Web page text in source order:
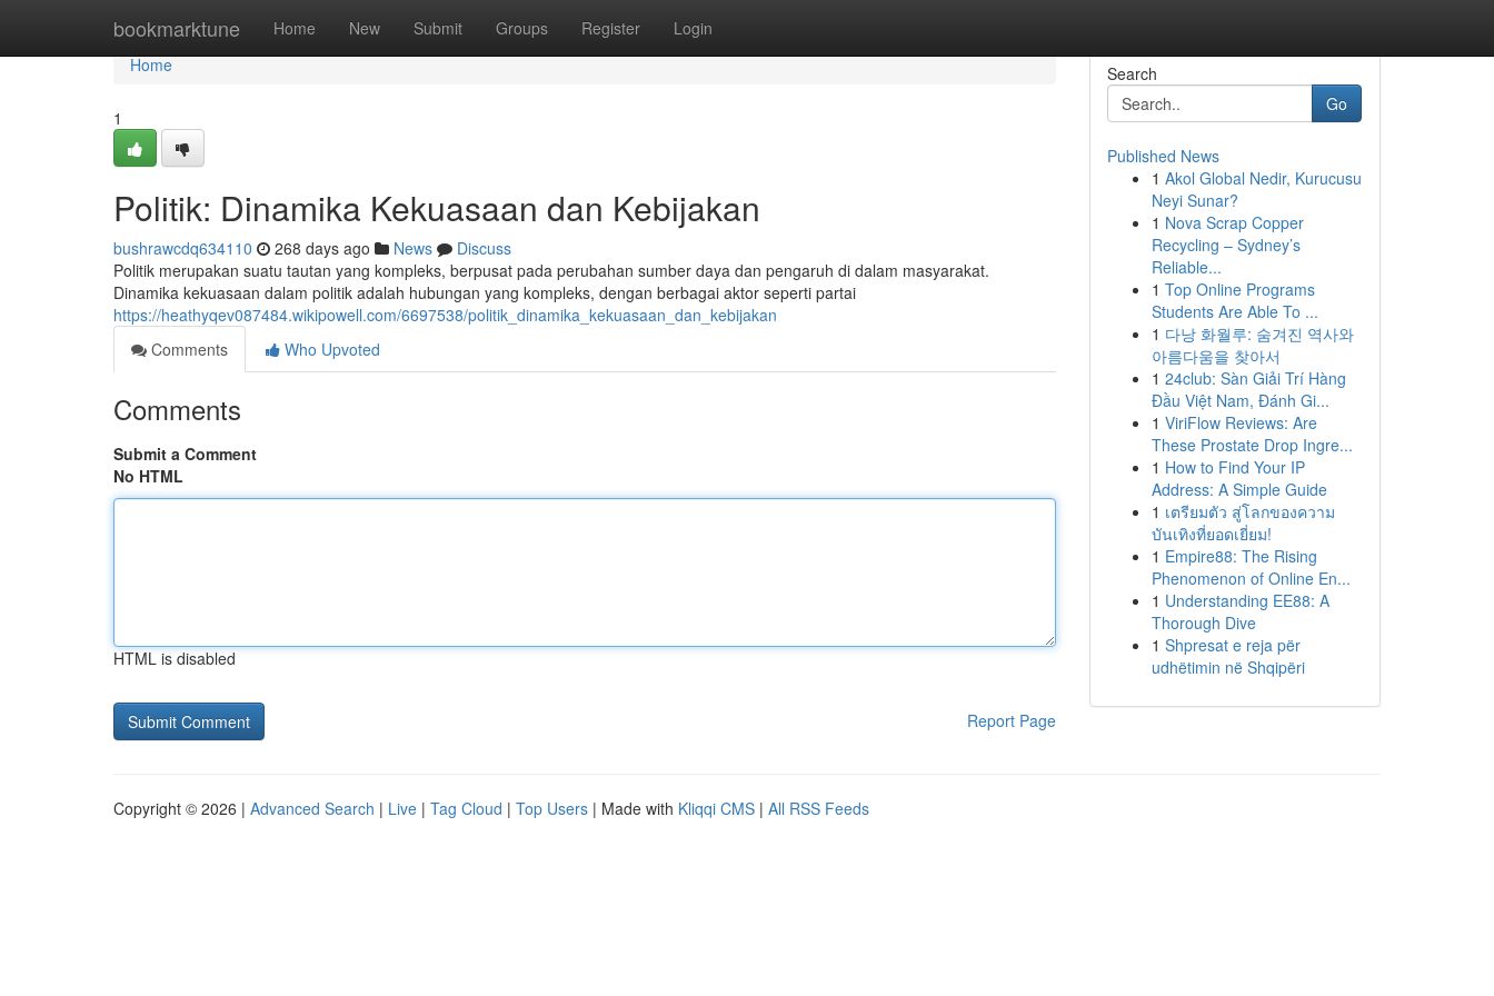
bookmarktune Home New Submit Groups Register Login
Home
Home
1
Politik: Dinamika Kekuasaan dan Kebijakan
bushrawcdq634110 268 days ago News
Discuss
Politik merupakan suatu tautan yang kompleks, berpusat pada perubahan sumber daya dan pengaruh di dalam masyarakat.
Dinamika kekuasaan dalam politik adalah hubungan yang kompleks, dengan berbagai aktor seperti partai
https://heathyqev087484.wikipowell.com/6697538/politik_dinamika_kekuasaan_dan_kebijakan
Comments
Who Upvoted
Comments
Submit a Comment
No HTML
HTML is disabled
Report Page
Search
Go
Published News
1 Akol Global Nedir, Kurucusu
Neyi Sunar?
1 Nova Scrap Copper
Recycling – Sydney’s
Reliable...
1 Top Online Programs
Students Are Able To ...
1 다낭 화월루: 숨겨진 역사와
아름다움을 찾아서
1 24club: Sàn Giải Trí Hàng
Đầu Việt Nam, Đánh Gi...
1 ViriFlow Reviews: Are
These Prostate Drop Ingre...
1 How to Find Your IP
Address: A Simple Guide
1 เตรียมตัว สู่โลกของความ
บันเทิงที่ยอดเยี่ยม!
1 Empire88: The Rising
Phenomenon of Online En...
1 Understanding EE88: A
Thorough Dive
1 Shpresat e reja për
udhëtimin në Shqipëri
Copyright © 2026 | Advanced Search | Live | Tag Cloud | Top Users | Made with Kliqqi CMS | All RSS Feeds